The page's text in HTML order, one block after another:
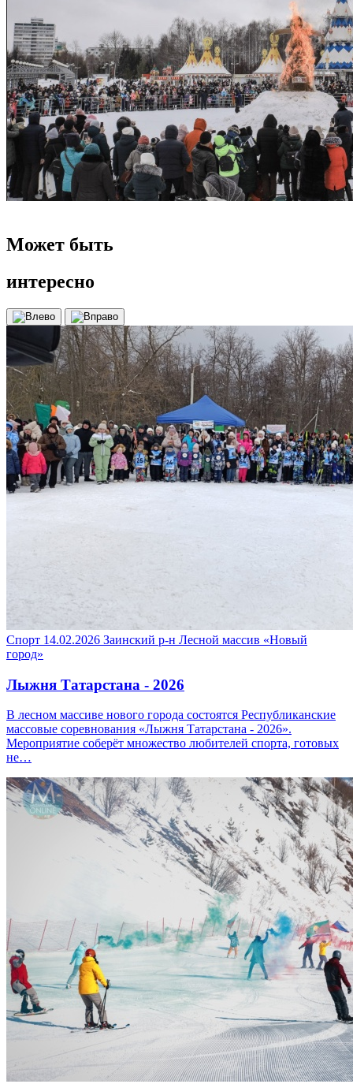
Может быть
интересно
Спорт 14.02.2026 Заинский р-н Лесной массив «Новый
город»
Лыжня Татарстана - 2026
В лесном массиве нового города состоятся Республиканские
массовые соревнования «Лыжня Татарстана - 2026».
Мероприятие соберёт множество любителей спорта, готовых
не…